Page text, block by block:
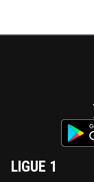
LIGUE 1